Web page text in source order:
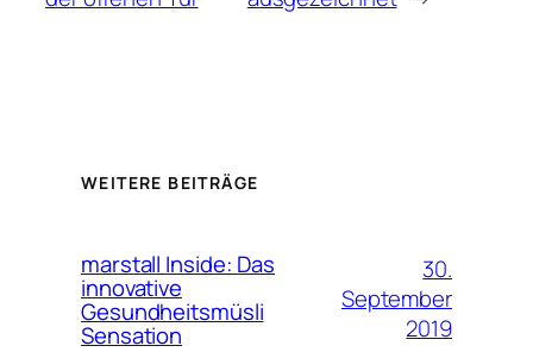
WEITERE BEITRÄGE
marstall Inside: Das
innovative
Gesundheitsmüsli
Sensation
30.
September
2019